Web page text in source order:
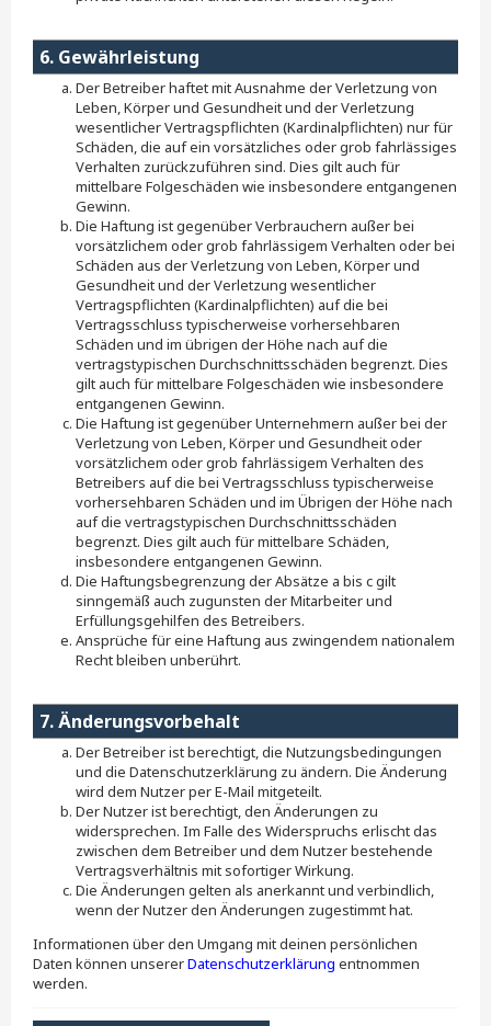
6. Gewährleistung
Der Betreiber haftet mit Ausnahme der Verletzung von
Leben, Körper und Gesundheit und der Verletzung
wesentlicher Vertragspflichten (Kardinalpflichten) nur für
Schäden, die auf ein vorsätzliches oder grob fahrlässiges
Verhalten zurückzuführen sind. Dies gilt auch für
mittelbare Folgeschäden wie insbesondere entgangenen
Gewinn.
Die Haftung ist gegenüber Verbrauchern außer bei
vorsätzlichem oder grob fahrlässigem Verhalten oder bei
Schäden aus der Verletzung von Leben, Körper und
Gesundheit und der Verletzung wesentlicher
Vertragspflichten (Kardinalpflichten) auf die bei
Vertragsschluss typischerweise vorhersehbaren
Schäden und im übrigen der Höhe nach auf die
vertragstypischen Durchschnittsschäden begrenzt. Dies
gilt auch für mittelbare Folgeschäden wie insbesondere
entgangenen Gewinn.
Die Haftung ist gegenüber Unternehmern außer bei der
Verletzung von Leben, Körper und Gesundheit oder
vorsätzlichem oder grob fahrlässigem Verhalten des
Betreibers auf die bei Vertragsschluss typischerweise
vorhersehbaren Schäden und im Übrigen der Höhe nach
auf die vertragstypischen Durchschnittsschäden
begrenzt. Dies gilt auch für mittelbare Schäden,
insbesondere entgangenen Gewinn.
Die Haftungsbegrenzung der Absätze a bis c gilt
sinngemäß auch zugunsten der Mitarbeiter und
Erfüllungsgehilfen des Betreibers.
Ansprüche für eine Haftung aus zwingendem nationalem
Recht bleiben unberührt.
7. Änderungsvorbehalt
Der Betreiber ist berechtigt, die Nutzungsbedingungen
und die Datenschutzerklärung zu ändern. Die Änderung
wird dem Nutzer per E-Mail mitgeteilt.
Der Nutzer ist berechtigt, den Änderungen zu
widersprechen. Im Falle des Widerspruchs erlischt das
zwischen dem Betreiber und dem Nutzer bestehende
Vertragsverhältnis mit sofortiger Wirkung.
Die Änderungen gelten als anerkannt und verbindlich,
wenn der Nutzer den Änderungen zugestimmt hat.
Informationen über den Umgang mit deinen persönlichen
Daten können unsererDatenschutzerklärung entnommen
werden.